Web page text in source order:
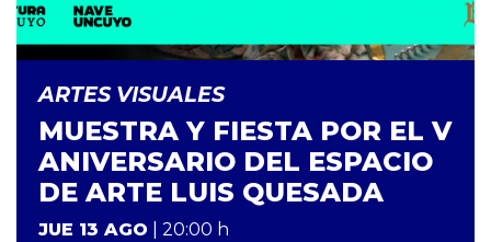
ARTES VISUALES
MUESTRA Y FIESTA POR EL V
ANIVERSARIO DEL ESPACIO
DE ARTE LUIS QUESADA
JUE 13 AGO | 20:00 h